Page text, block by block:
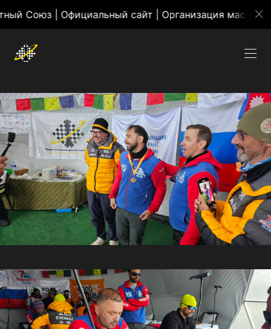
| Официальный сайт | Организация массовых